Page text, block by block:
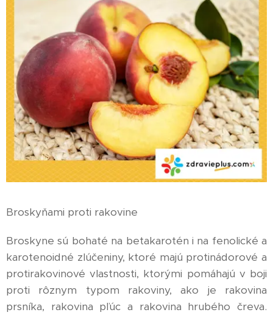
Broskyňami proti rakovine
Broskyne sú bohaté na betakarotén i na fenolické a
karotenoidné zlúčeniny, ktoré majú protinádorové a
protirakovinové vlastnosti, ktorými pomáhajú v boji
proti rôznym typom rakoviny, ako je rakovina
prsníka, rakovina pľúc a rakovina hrubého čreva.